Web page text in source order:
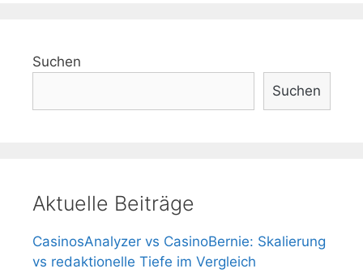
Suchen
Suchen
Aktuelle Beiträge
CasinosAnalyzer vs CasinoBernie: Skalierung
vs redaktionelle Tiefe im Vergleich